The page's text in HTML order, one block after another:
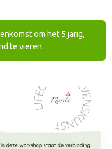
om het 5 jarig,
te vieren.